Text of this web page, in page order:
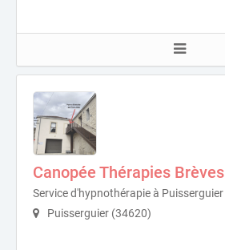
Canopée Thérapies Brèves
Service d'hypnothérapie à Puisserguier
Puisserguier (34620)